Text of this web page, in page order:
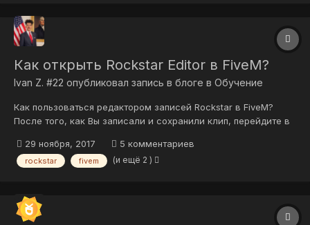
Как открыть Rockstar Editor в FiveM?
Ivan Z. #22 опубликовал запись в блоге в Обучение
Как пользоваться редактором записей Rockstar в FiveM?
После того, как Вы записали и сохранили клип, перейдите в
который Вы хотите отредактировать. Учтите, что
редактировать клипы, записанные в FiveM нужно в самом
29 ноября, 2017 5 комментариев
rockstar fivem (и ещё 2 )